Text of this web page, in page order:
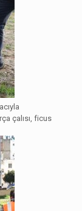
çalısı, ficus